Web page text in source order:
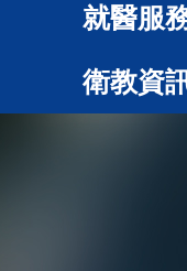
就醫服
衛教資